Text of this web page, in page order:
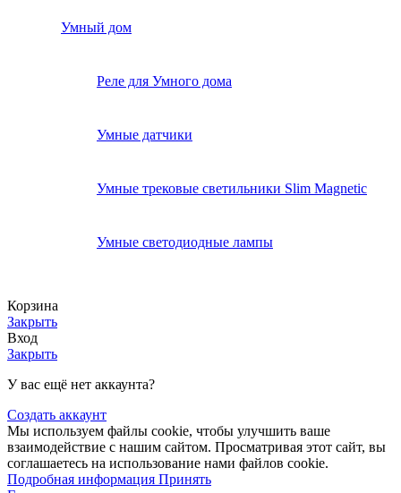
Умный дом
Реле для Умного дома
Умные датчики
Умные трековые светильники Slim Magnetic
Умные светодиодные лампы
Корзина
Закрыть
Вход
Закрыть
У вас ещё нет аккаунта?
Создать аккаунт
Мы используем файлы cookie, чтобы улучшить ваше
взаимодействие с нашим сайтом. Просматривая этот сайт, вы
соглашаетесь на использование нами файлов cookie.
Подробная информация Подробная
Принять